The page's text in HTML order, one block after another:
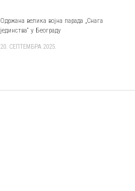
Одржана велика војна парада „Снага
јединства“ у Београду
20. СЕПТЕМБРА 2025.